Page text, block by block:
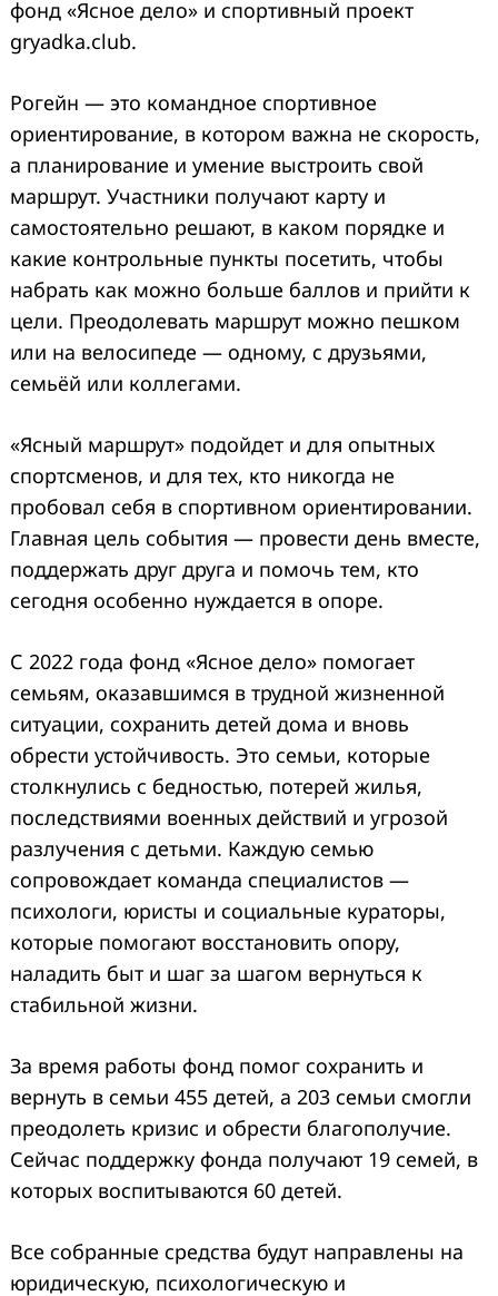
фонд «Ясное дело» и спортивный проект
gryadka.club.
Рогейн — это командное спортивное
ориентирование, в котором важна не скорость,
а планирование и умение выстроить свой
маршрут. Участники получают карту и
самостоятельно решают, в каком порядке и
какие контрольные пункты посетить, чтобы
набрать как можно больше баллов и прийти к
цели. Преодолевать маршрут можно пешком
или на велосипеде — одному, с друзьями,
семьёй или коллегами.
«Ясный маршрут» подойдет и для опытных
спортсменов, и для тех, кто никогда не
пробовал себя в спортивном ориентировании.
Главная цель события — провести день вместе,
поддержать друг друга и помочь тем, кто
сегодня особенно нуждается в опоре.
С 2022 года фонд «Ясное дело» помогает
семьям, оказавшимся в трудной жизненной
ситуации, сохранить детей дома и вновь
обрести устойчивость. Это семьи, которые
столкнулись с бедностью, потерей жилья,
последствиями военных действий и угрозой
разлучения с детьми. Каждую семью
сопровождает команда специалистов —
психологи, юристы и социальные кураторы,
которые помогают восстановить опору,
наладить быт и шаг за шагом вернуться к
стабильной жизни.
За время работы фонд помог сохранить и
вернуть в семьи 455 детей, а 203 семьи смогли
преодолеть кризис и обрести благополучие.
Сейчас поддержку фонда получают 19 семей, в
которых воспитываются 60 детей.
Все собранные средства будут направлены на
юридическую, психологическую и